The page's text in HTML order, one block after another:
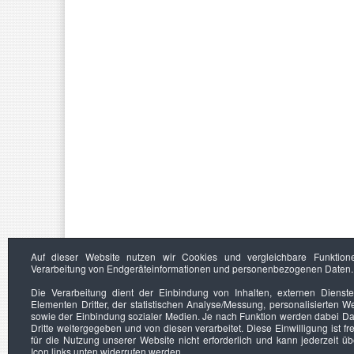
Auf dieser Website nutzen wir Cookies und vergleichbare
Verarbeitung von Endgeräteinformationen und personenbezogenen Daten.
Die Verarbeitung dient der Einbindung von Inhalten, externen
Elementen Dritter, der statistischen Analyse/Messung, personalisierten
sowie der Einbindung sozialer Medien. Je nach Funktion werden dabei
Dritte weitergegeben und von diesen verarbeitet. Diese Einwilligung ist
für die Nutzung unserer Website nicht erforderlich und kann jederzeit
Icon links unten widerrufen werden.